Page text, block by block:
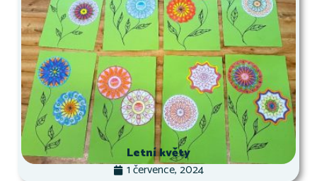
Letní květy
1 července, 2024